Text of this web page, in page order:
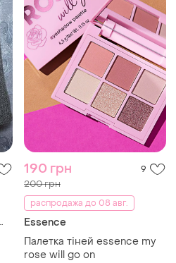
190 грн 9
200 грн
распродажа до 08 авг.
Essence
Палетка тіней essence my
rose will go on